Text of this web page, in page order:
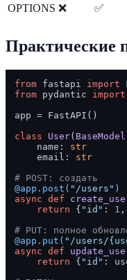
OPTIONS ❌ ✅
Практические
from fastapi import
from pydantic import
app = FastAPI()
class
User( BaseModel
    name:
str
    email:
str
# POST: создать
@app.post( "/users" )
async def
return { "id" : 1
# PUT: полное
@app.put( "/users/
async def
return { "id" :